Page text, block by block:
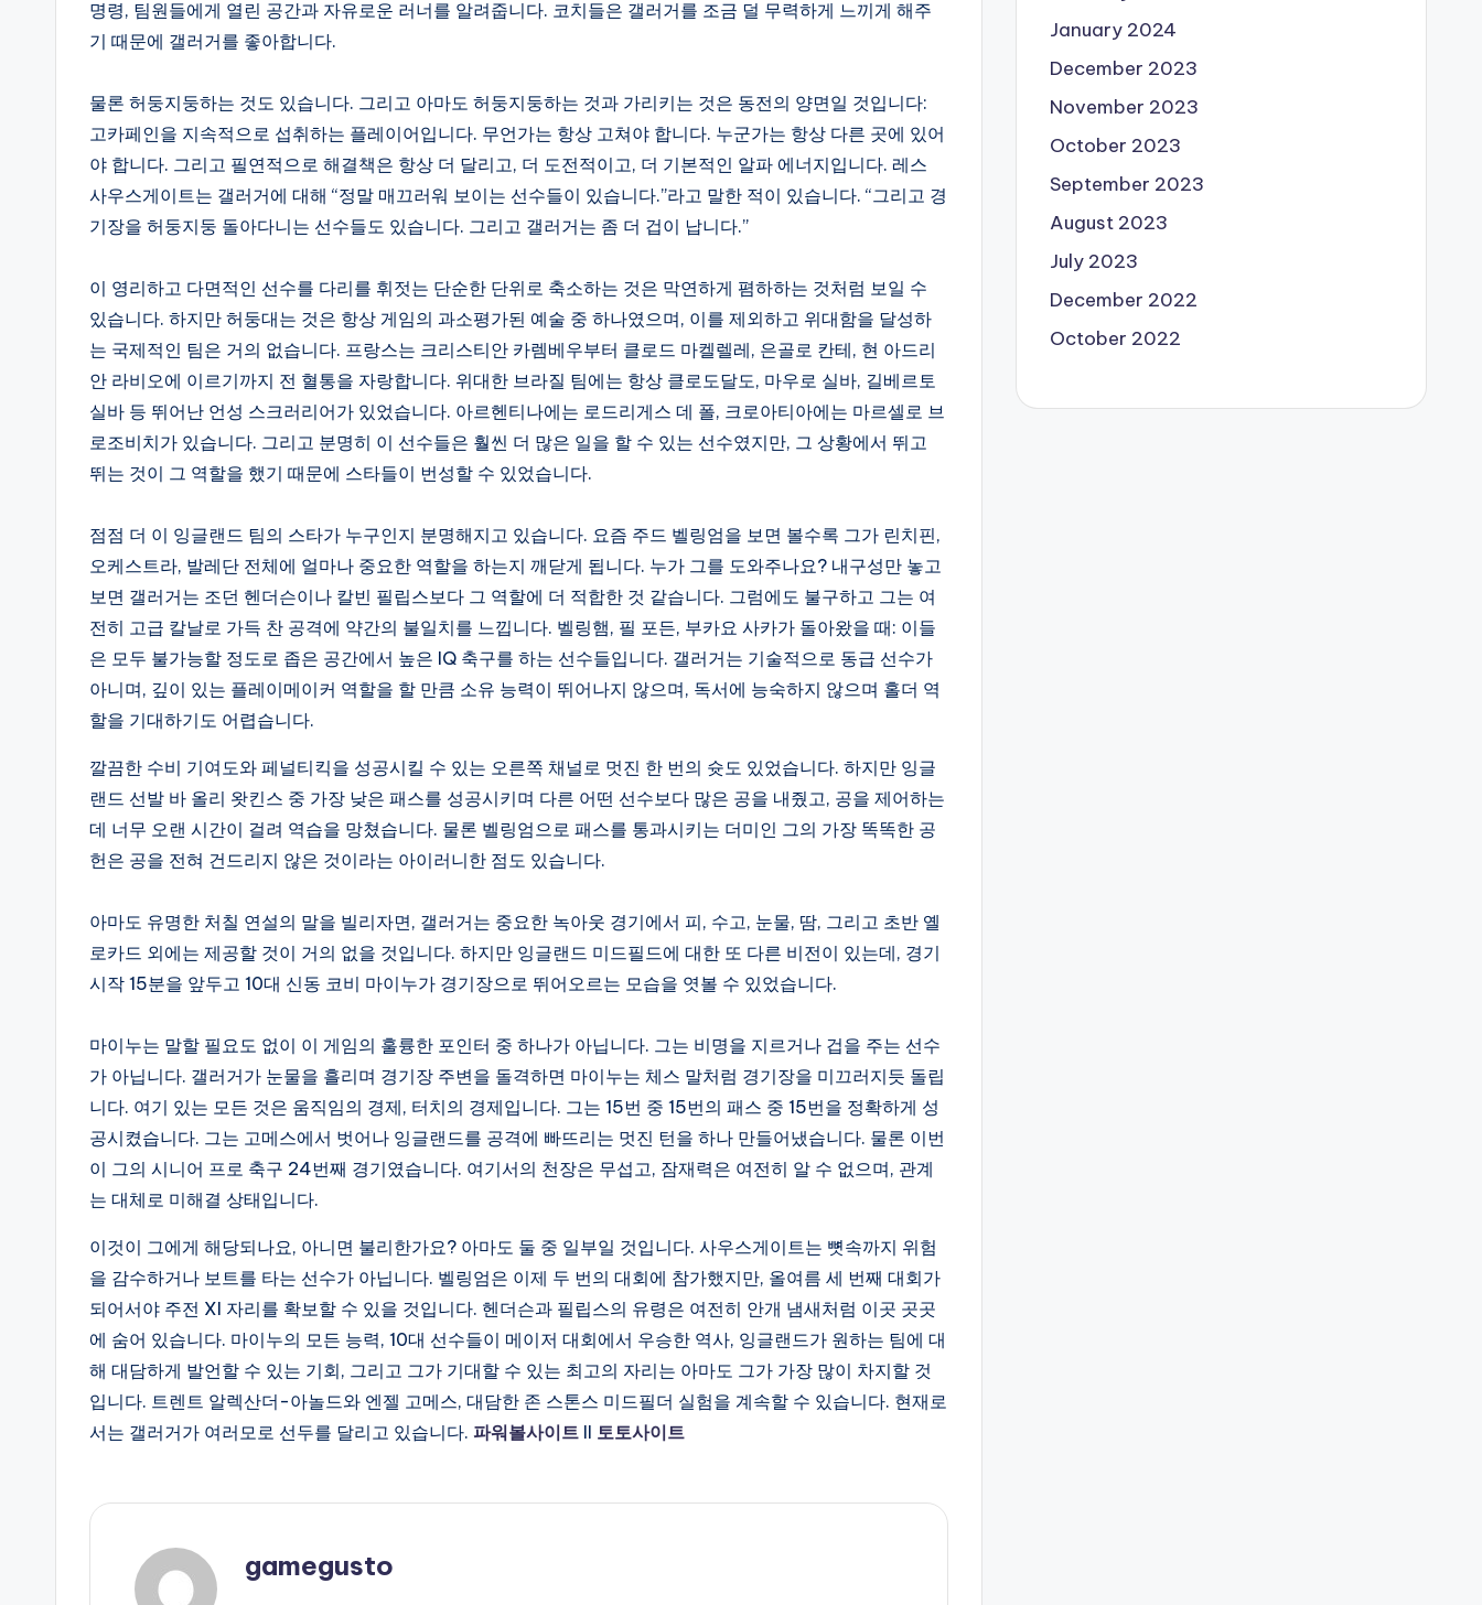
명령, 팀원들에게 열린 공간과 자유로운 러너를 알려줍니다. 코치들은 갤러거를 조금 덜 무력하게 느끼게 해주
기 때문에 갤러거를 좋아합니다.
물론 허둥지둥하는 것도 있습니다. 그리고 아마도 허둥지둥하는 것과 가리키는 것은 동전의 양면일 것입니다:
고카페인을 지속적으로 섭취하는 플레이어입니다. 무언가는 항상 고쳐야 합니다. 누군가는 항상 다른 곳에 있어
야 합니다. 그리고 필연적으로 해결책은 항상 더 달리고, 더 도전적이고, 더 기본적인 알파 에너지입니다. 레스
사우스게이트는 갤러거에 대해 “정말 매끄러워 보이는 선수들이 있습니다.”라고 말한 적이 있습니다. “그리고 경
기장을 허둥지둥 돌아다니는 선수들도 있습니다. 그리고 갤러거는 좀 더 겁이 납니다.”
이 영리하고 다면적인 선수를 다리를 휘젓는 단순한 단위로 축소하는 것은 막연하게 폄하하는 것처럼 보일 수
있습니다. 하지만 허둥대는 것은 항상 게임의 과소평가된 예술 중 하나였으며, 이를 제외하고 위대함을 달성하
는 국제적인 팀은 거의 없습니다. 프랑스는 크리스티안 카렘베우부터 클로드 마켈렐레, 은골로 칸테, 현 아드리
안 라비오에 이르기까지 전 혈통을 자랑합니다. 위대한 브라질 팀에는 항상 클로도달도, 마우로 실바, 길베르토
실바 등 뛰어난 언성 스크러리어가 있었습니다. 아르헨티나에는 로드리게스 데 폴, 크로아티아에는 마르셀로 브
로조비치가 있습니다. 그리고 분명히 이 선수들은 훨씬 더 많은 일을 할 수 있는 선수였지만, 그 상황에서 뛰고
뛰는 것이 그 역할을 했기 때문에 스타들이 번성할 수 있었습니다.
점점 더 이 잉글랜드 팀의 스타가 누구인지 분명해지고 있습니다. 요즘 주드 벨링엄을 보면 볼수록 그가 린치핀,
오케스트라, 발레단 전체에 얼마나 중요한 역할을 하는지 깨닫게 됩니다. 누가 그를 도와주나요? 내구성만 놓고
보면 갤러거는 조던 헨더슨이나 칼빈 필립스보다 그 역할에 더 적합한 것 같습니다. 그럼에도 불구하고 그는 여
전히 고급 칼날로 가득 찬 공격에 약간의 불일치를 느낍니다. 벨링햄, 필 포든, 부카요 사카가 돌아왔을 때: 이들
은 모두 불가능할 정도로 좁은 공간에서 높은 IQ 축구를 하는 선수들입니다. 갤러거는 기술적으로 동급 선수가
아니며, 깊이 있는 플레이메이커 역할을 할 만큼 소유 능력이 뛰어나지 않으며, 독서에 능숙하지 않으며 홀더 역
할을 기대하기도 어렵습니다.
깔끔한 수비 기여도와 페널티킥을 성공시킬 수 있는 오른쪽 채널로 멋진 한 번의 슛도 있었습니다. 하지만 잉글
랜드 선발 바 올리 왓킨스 중 가장 낮은 패스를 성공시키며 다른 어떤 선수보다 많은 공을 내줬고, 공을 제어하는
데 너무 오랜 시간이 걸려 역습을 망쳤습니다. 물론 벨링엄으로 패스를 통과시키는 더미인 그의 가장 똑똑한 공
헌은 공을 전혀 건드리지 않은 것이라는 아이러니한 점도 있습니다.
아마도 유명한 처칠 연설의 말을 빌리자면, 갤러거는 중요한 녹아웃 경기에서 피, 수고, 눈물, 땀, 그리고 초반 옐
로카드 외에는 제공할 것이 거의 없을 것입니다. 하지만 잉글랜드 미드필드에 대한 또 다른 비전이 있는데, 경기
시작 15분을 앞두고 10대 신동 코비 마이누가 경기장으로 뛰어오르는 모습을 엿볼 수 있었습니다.
마이누는 말할 필요도 없이 이 게임의 훌륭한 포인터 중 하나가 아닙니다. 그는 비명을 지르거나 겁을 주는 선수
가 아닙니다. 갤러거가 눈물을 흘리며 경기장 주변을 돌격하면 마이누는 체스 말처럼 경기장을 미끄러지듯 돌립
니다. 여기 있는 모든 것은 움직임의 경제, 터치의 경제입니다. 그는 15번 중 15번의 패스 중 15번을 정확하게 성
공시켰습니다. 그는 고메스에서 벗어나 잉글랜드를 공격에 빠뜨리는 멋진 턴을 하나 만들어냈습니다. 물론 이번
이 그의 시니어 프로 축구 24번째 경기였습니다. 여기서의 천장은 무섭고, 잠재력은 여전히 알 수 없으며, 관계
는 대체로 미해결 상태입니다.
이것이 그에게 해당되나요, 아니면 불리한가요? 아마도 둘 중 일부일 것입니다. 사우스게이트는 뼛속까지 위험
을 감수하거나 보트를 타는 선수가 아닙니다. 벨링엄은 이제 두 번의 대회에 참가했지만, 올여름 세 번째 대회가
되어서야 주전 XI 자리를 확보할 수 있을 것입니다. 헨더슨과 필립스의 유령은 여전히 안개 냄새처럼 이곳 곳곳
에 숨어 있습니다. 마이누의 모든 능력, 10대 선수들이 메이저 대회에서 우승한 역사, 잉글랜드가 원하는 팀에 대
해 대담하게 발언할 수 있는 기회, 그리고 그가 기대할 수 있는 최고의 자리는 아마도 그가 가장 많이 차지할 것
입니다. 트렌트 알렉산더-아놀드와 엔젤 고메스, 대담한 존 스톤스 미드필더 실험을 계속할 수 있습니다. 현재로
서는 갤러거가 여러모로 선두를 달리고 있습니다. 파워볼사이트 II 토토사이트
gamegusto
January 2024
December 2023
November 2023
October 2023
September 2023
August 2023
July 2023
December 2022
October 2022